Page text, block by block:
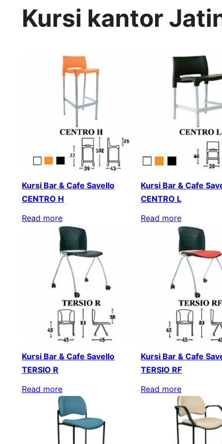
Kursi kantor
Kursi Bar & Cafe Savello
CENTRO H
Read more
Kursi Bar & Cafe
CENTRO L
Read more
Kursi Bar & Cafe Savello
TERSIO R
Read more
Kursi Bar & Cafe
TERSIO RF
Read more